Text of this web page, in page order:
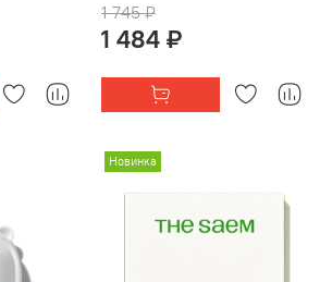
1 745 ₽
1 484 ₽
Новинка